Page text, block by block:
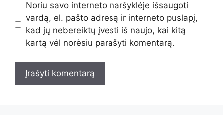
Noriu savo interneto naršyklėje išsaugoti
vardą, el. pašto adresą ir interneto puslapį,
kad jų nebereiktų įvesti iš naujo, kai kitą
kartą vėl norėsiu parašyti komentarą.